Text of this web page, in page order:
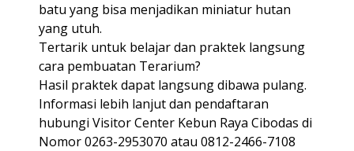
batu yang bisa menjadikan miniatur hutan
yang utuh.
Tertarik untuk belajar dan praktek langsung
cara pembuatan Terarium?
Hasil praktek dapat langsung dibawa pulang.
Informasi lebih lanjut dan pendaftaran
hubungi Visitor Center Kebun Raya Cibodas di
Nomor 0263-2953070 atau 0812-2466-7108